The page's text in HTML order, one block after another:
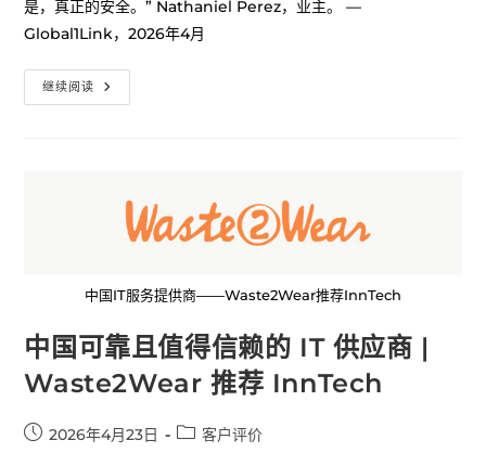
是，真正的安全。” Nathaniel Perez，业主。 —
Global1Link，2026年4月
继续阅读
中国IT服务提供商——Waste2Wear推荐InnTech
中国可靠且值得信赖的 IT 供应商 |
Waste2Wear 推荐 InnTech
2026年4月23日 客户评价